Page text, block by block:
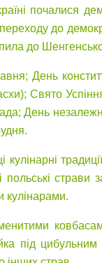
почалися
до
до
День
Свято
День
страви
кулінарами.
під цибульним